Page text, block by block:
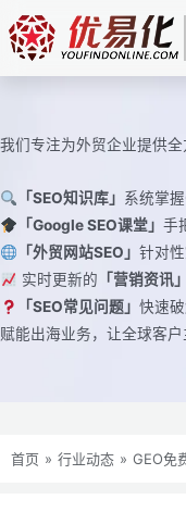
至
我们专注为外贸企业提供全
「SEO知识库」 系统掌
「Google SEO课堂」 手
「外贸网站SEO」 针对
实时更新的 「营销资讯」
「SEO常见问题」 快速
赋能出海业务，让全球客
首页 » 行业动态 » GEO免